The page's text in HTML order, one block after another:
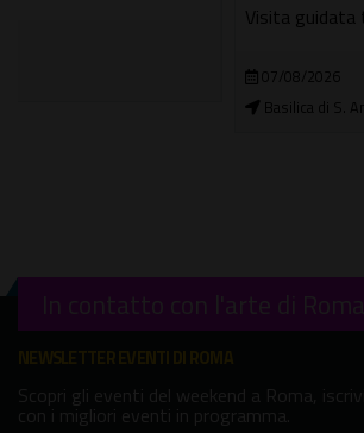
Visita guidata teatralizzata
Basilica di S. Andrea delle Fratte
In contatto con l'arte di Roma